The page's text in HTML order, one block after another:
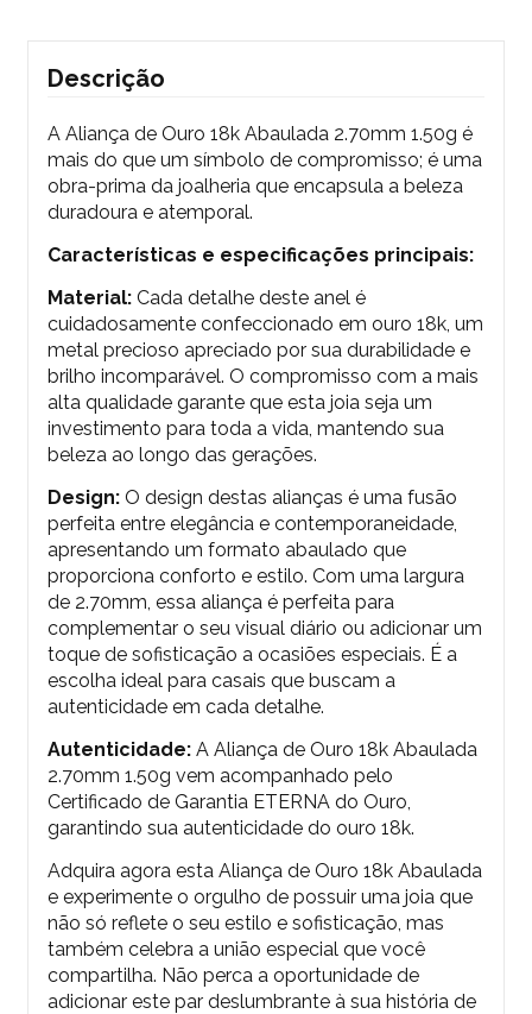
Descrição
A Aliança de Ouro 18k Abaulada 2.70mm 1.50g é
mais do que um símbolo de compromisso; é uma
obra-prima da joalheria que encapsula a beleza
duradoura e atemporal.
Características e especificações principais:
Material: Cada detalhe deste anel é
cuidadosamente confeccionado em ouro 18k, um
metal precioso apreciado por sua durabilidade e
brilho incomparável. O compromisso com a mais
alta qualidade garante que esta joia seja um
investimento para toda a vida, mantendo sua
beleza ao longo das gerações.
Design: O design destas alianças é uma fusão
perfeita entre elegância e contemporaneidade,
apresentando um formato abaulado que
proporciona conforto e estilo. Com uma largura
de 2.70mm, essa aliança é perfeita para
complementar o seu visual diário ou adicionar um
toque de sofisticação a ocasiões especiais. É a
escolha ideal para casais que buscam a
autenticidade em cada detalhe.
Autenticidade: A Aliança de Ouro 18k Abaulada
2.70mm 1.50g vem acompanhado pelo
Certificado de Garantia ETERNA do Ouro,
garantindo sua autenticidade do ouro 18k.
Adquira agora esta Aliança de Ouro 18k Abaulada
e experimente o orgulho de possuir uma joia que
não só reflete o seu estilo e sofisticação, mas
também celebra a união especial que você
compartilha. Não perca a oportunidade de
adicionar este par deslumbrante à sua história de